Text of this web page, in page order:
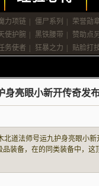
力项链 僵尸系列
荣誉勋
使护腕 黑铁腰带
赞助点
务使者 狂暴之力 贴脸打
身亮眼小新开传奇发
北道法师号运九护身亮眼小
装备，在的同类装备中，
为大法师的标配。一刀外挂
是挺厉